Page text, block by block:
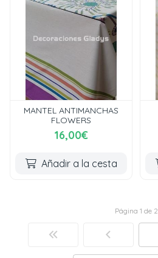
MANTEL ANTIMANCHAS
FLOWERS
16,00€
Añadir a la cesta
Página 1 de 2